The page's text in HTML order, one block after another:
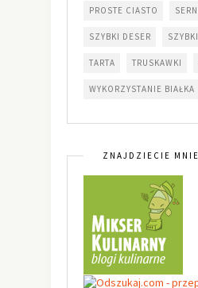
PROSTE CIASTO
SZYBKI DESER
TARTA TRUSKAWKI
WYKORZYSTANIE BIAŁKA
ZNAJDZIECIE